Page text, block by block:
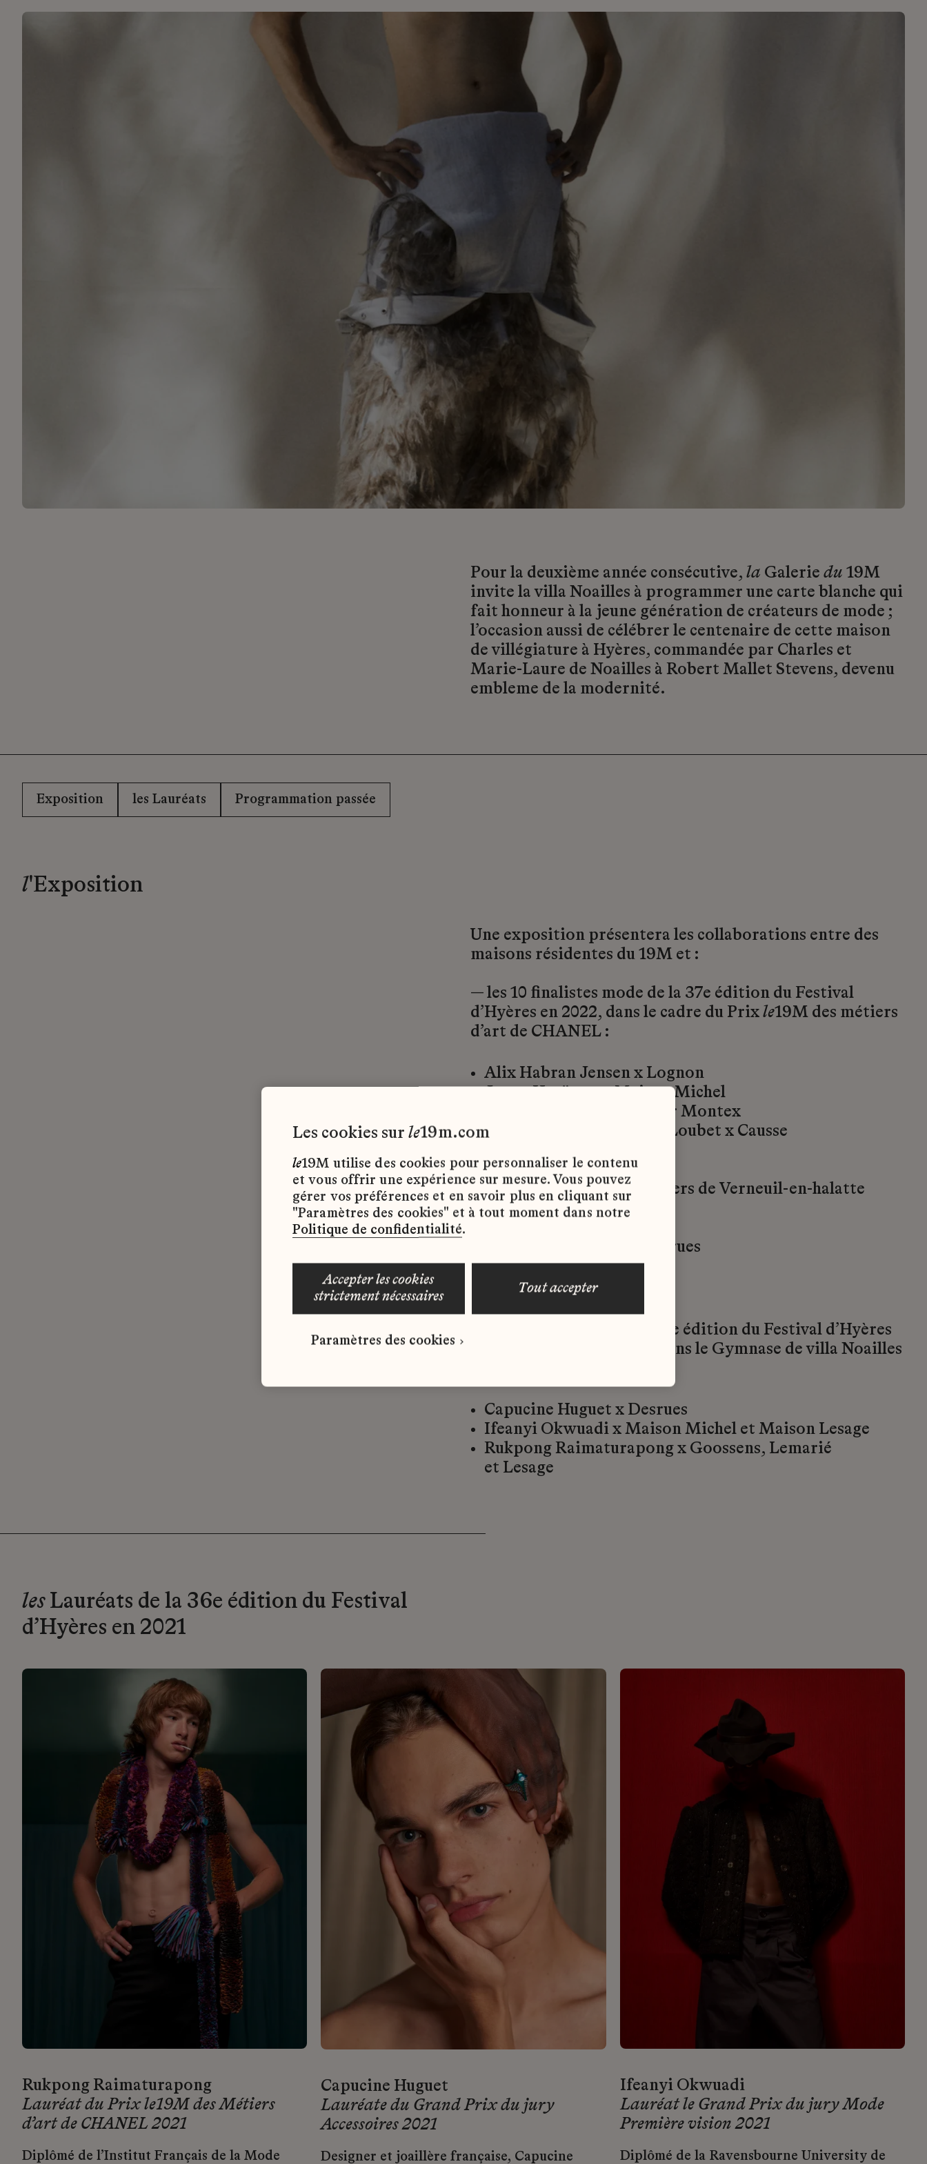
Pour la deuxième année consécutive, la Galerie du 19M
invite la villa Noailles à programmer une carte blanche qui
fait honneur à la jeune génération de créateurs de mode ;
l’occasion aussi de célébrer le centenaire de cette maison
de villégiature à Hyères, commandée par Charles et
Marie-Laure de Noailles à Robert Mallet Stevens, devenu
embleme de la modernité.
Exposition les Lauréats Programmation passée
l'Exposition
Une exposition présentera les collaborations entre des
maisons résidentes du 19M et :
— les 10 finalistes mode de la 37e édition du Festival
d’Hyères en 2022, dans le cadre du Prix le19M des métiers
d’art de CHANEL :
Alix Habran Jensen x Lognon
Jenny Hytönen x Maison Michel
Valentin Lessner x Atelier Montex
Fernando Miro & Alizée Loubet x Causse
Sini Saavala x Lemarié
Antonia Schreiter x Ateliers de Verneuil-en-halatte
Lora Sonney x Goossens
Juha Vehmaanperä x Desrues
— les trois lauréats de la 36e édition du Festival d’Hyères
en 2021 montrés en 2022 dans le Gymnase de villa Noailles
Capucine Huguet x Desrues
Ifeanyi Okwuadi x Maison Michel et Maison Lesage
Rukpong Raimaturapong x Goossens, Lemarié
et Lesage
lesLauréats de la 36e édition du Festival
d’Hyères en 2021
Rukpong Raimaturapong
Lauréat du Prix le19M des Métiers
d’art de CHANEL 2021
Diplômé de l’Institut Français de la Mode
Capucine Huguet
Lauréate du Grand Prix du jury
Accessoires 2021
Designer et joaillère française, Capucine
Ifeanyi Okwuadi
Lauréat le Grand Prix du jury Mode
Première vision 2021
Diplômé de la Ravensbourne University de
les cookies sur le19m.com
le19M utilise des cookies pour personnaliser le contenu
et vous offrir une expérience sur mesure. Vous pouvez
gérer vos préférences et en savoir plus en cliquant sur
"Paramètres des cookies" et à tout moment dans notre
Politique de confidentialité.
accepter les cookies
strictement nécessaires
tout accepter
Paramètres des cookies